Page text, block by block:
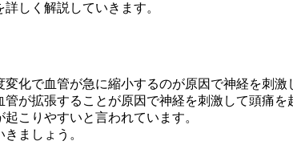
しく解説していきます。
化で血管が急に縮小するのが原因で神経を刺激
が拡張することが原因で神経を刺激して頭痛を
こりやすいと言われています。
ましょう。